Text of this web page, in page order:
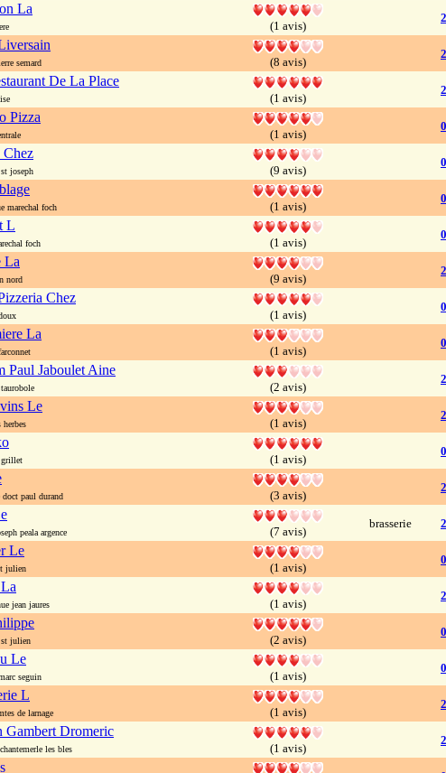
La
(1 avis)
semard (8 avis)
De La Place
(1 avis)
Pizza
(1 avis)
Chez
joseph (9 avis)
marechal foch (1 avis)
L
foch (1 avis)
La
nord (9 avis)
Chez
(1 avis)
La
(1 avis)
Paul Jaboulet Aine
(2 avis)
Le
(1 avis)
(1 avis)
paul durand (3 avis)
peala argence (7 avis)
brasserie
Le
julien (1 avis)
jean jaures (1 avis)
julien (2 avis)
Le
seguin (1 avis)
L
de larnage (1 avis)
Gambert Dromeric
les bles (1 avis)